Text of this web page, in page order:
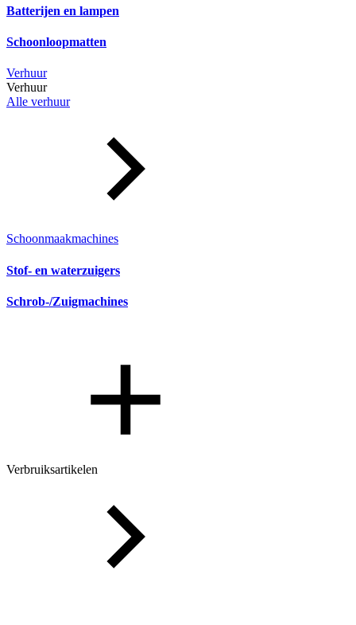
Batterijen en lampen
Schoonloopmatten
Verhuur
Verhuur
Alle verhuur
Schoonmaakmachines
Stof- en waterzuigers
Schrob-/Zuigmachines
Verbruiksartikelen